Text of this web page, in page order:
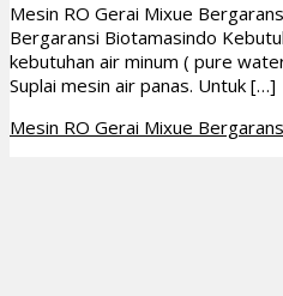
Mesin RO Gerai Mixue
Bergaransi Biotamasindo
kebutuhan air minum ( pure
Suplai mesin air panas. Untuk […]
Mesin RO Gerai Mixue